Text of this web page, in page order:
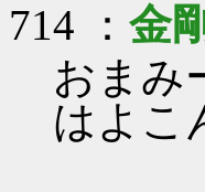
714 ： 金
おまみ
はよこ